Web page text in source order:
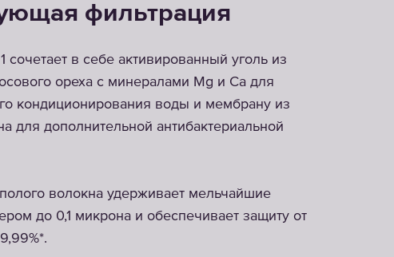
фильтрация
сочетает в себе активированный уголь из
ореха с минералами Mg и Ca для
кондиционирования воды и мембрану из
для дополнительной антибактериальной
волокна удерживает мельчайшие
до 0,1 микрона и обеспечивает защиту от